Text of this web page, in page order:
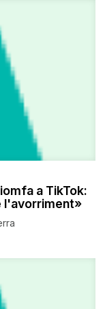
a TikTok:
l'avorriment»